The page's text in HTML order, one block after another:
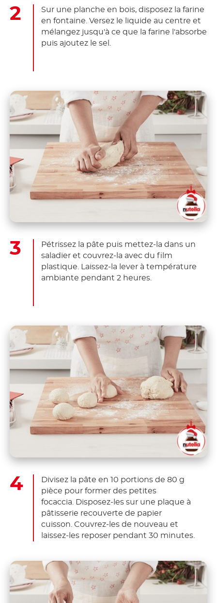
Sur une planche en bois, disposez la farine
en fontaine. Versez le liquide au centre et
mélangez jusqu'à ce que la farine l'absorbe
puis ajoutez le sel.
Pétrissez la pâte puis mettez-la dans un
saladier et couvrez-la avec du film
plastique. Laissez-la lever à température
ambiante pendant 2 heures.
Divisez la pâte en 10 portions de 80 g
pièce pour former des petites
focaccia. Disposez-les sur une plaque à
pâtisserie recouverte de papier
cuisson. Couvrez-les de nouveau et
laissez-les reposer pendant 30 minutes.